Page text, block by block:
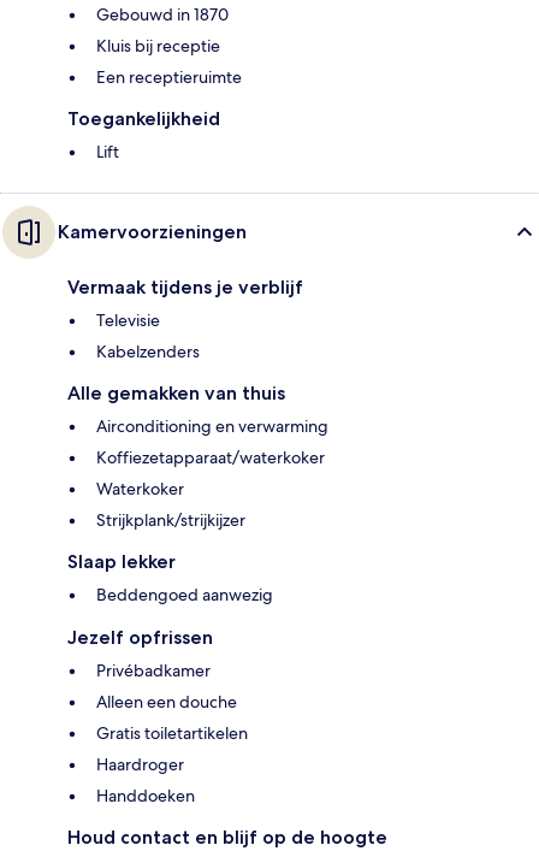
Gebouwd in 1870
Kluis bij receptie
Een receptieruimte
Toegankelijkheid
Lift
Kamervoorzieningen
Vermaak tijdens je verblijf
Televisie
Kabelzenders
Alle gemakken van thuis
Airconditioning en verwarming
Koffiezetapparaat/waterkoker
Waterkoker
Strijkplank/strijkijzer
Slaap lekker
Beddengoed aanwezig
Jezelf opfrissen
Privébadkamer
Alleen een douche
Gratis toiletartikelen
Haardroger
Handdoeken
Houd contact en blijf op de hoogte